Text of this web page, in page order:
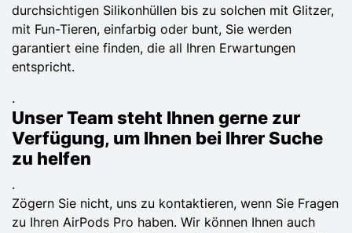
durchsichtigen Silikonhüllen bis zu solchen mit Glitzer,
mit Fun-Tieren, einfarbig oder bunt, Sie werden
garantiert eine finden, die all Ihren Erwartungen
entspricht.
.
Unser Team steht Ihnen gerne zur
Verfügung, um Ihnen bei Ihrer Suche
zu helfen
.
Zögern Sie nicht, uns zu kontaktieren, wenn Sie Fragen
zu Ihren AirPods Pro haben. Wir können Ihnen auch